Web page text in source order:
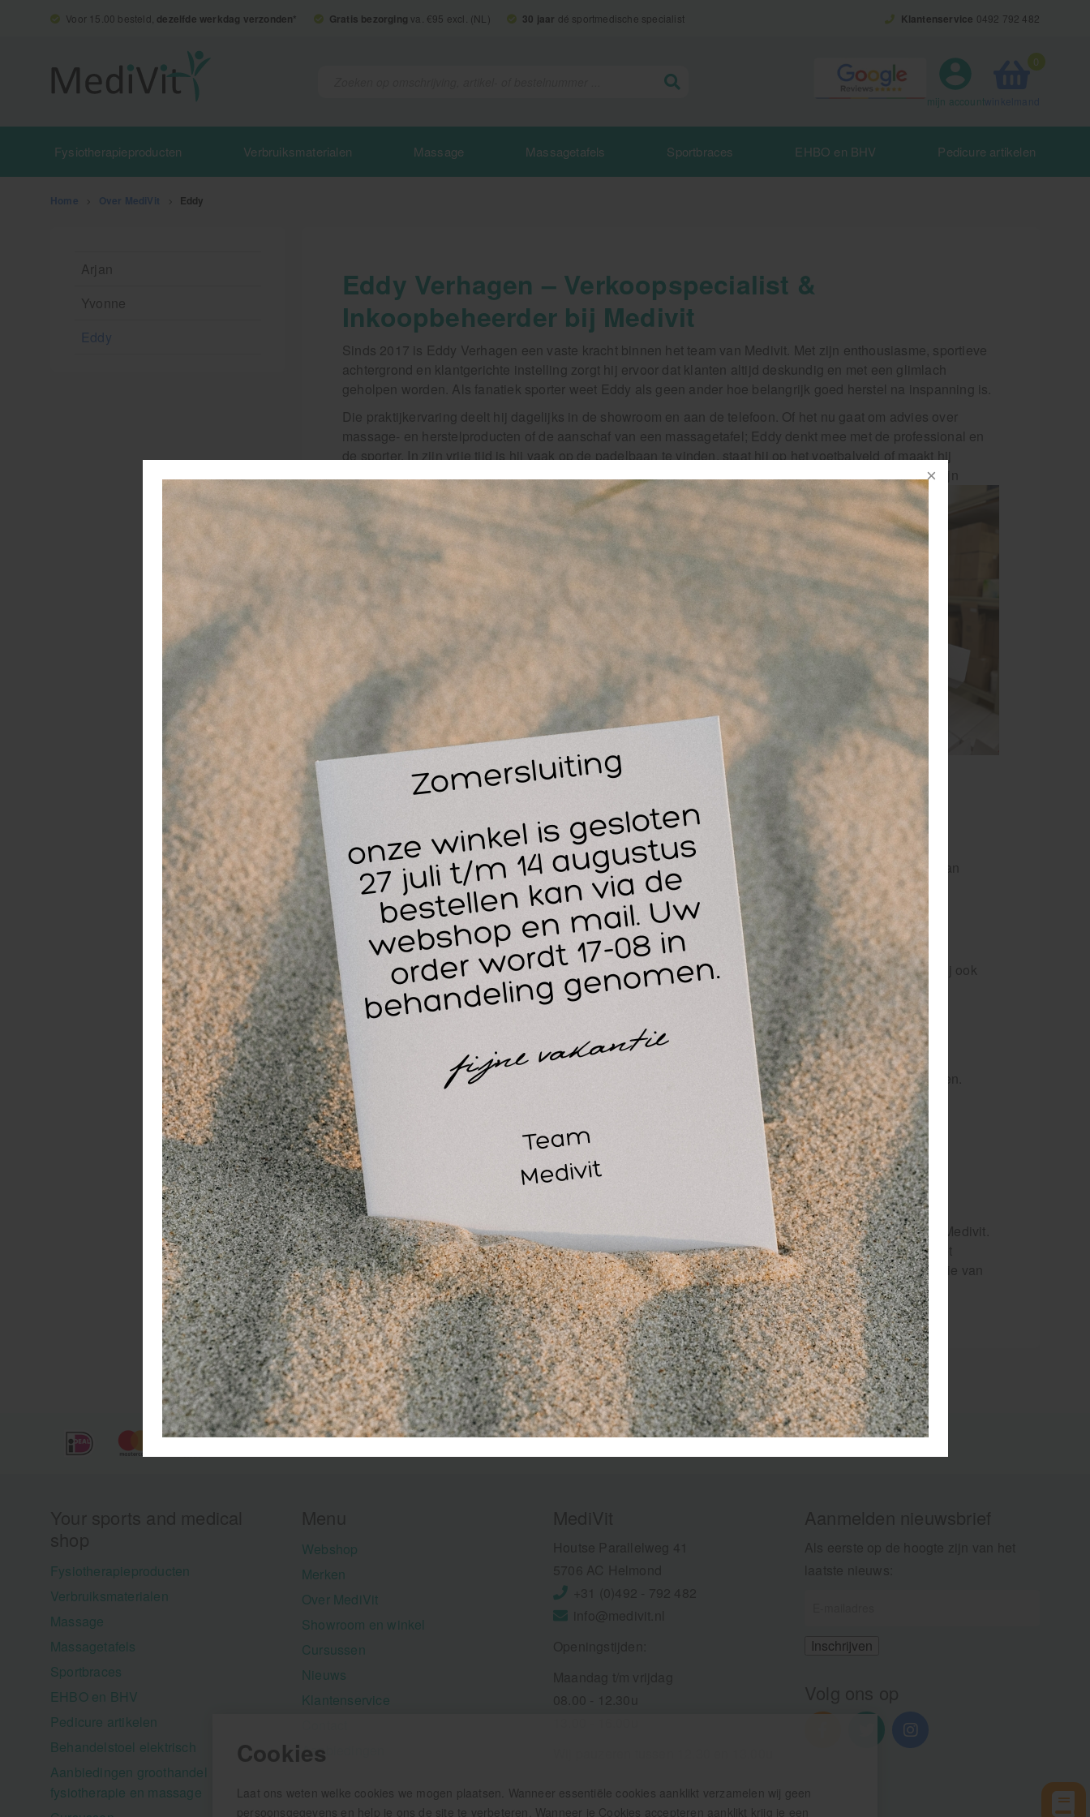
Cookies
Laat ons weten welke cookies we mogen plaatsen. Wanneer essentiële cookies aanklikt verzamelen wij geen
persoonsgegevens en help je ons de site te verbeteren. Wanneer je Cookies accepteren aanklikt krijg je een
Voor 15.00 besteld, dezelfde werkdag verzonden* Gratis bezorging va. €95 excl. (NL) 30 jaar dé sportmedische specialist Klantenservice 0492 792 482
0
mijn account
Fysiotherapieproducten Verbruiksmaterialen Massage Massagetafels Sportbraces EHBO en BHV Pedicure artikelen
Home Over MediVit Eddy
Arjan
Yvonne
Eddy
Eddy Verhagen – Verkoopspecialist &
Inkoopbeheerder bij Medivit
Sinds 2017 is Eddy Verhagen een vaste kracht binnen het team van Medivit. Met zijn enthousiasme, sportieve
achtergrond en klantgerichte instelling zorgt hij ervoor dat klanten altijd deskundig en met een glimlach
geholpen worden. Als fanatiek sporter weet Eddy als geen ander hoe belangrijk goed herstel na inspanning is.
Die praktijkervaring deelt hij dagelijks in de showroom en aan de telefoon. Of het nu gaat om advies over
massage- en herstelproducten of de aanschaf van een massagetafel; Eddy denkt mee met de professional en
de sporter. In zijn vrije tijd is hij vaak op de padelbaan te vinden, staat hij op het voetbalveld of maakt hij
kilometers op de fiets. Op zaterdag vindt hij zijn ontspanning langs de lijn bij de sportwedstrijden van zijn
kinderen.
“Punctueel zijn is handig, maar een warme, persoonlijke
aanpak maakt het verschil.”
Werkervaring & rol binnen Medivit
Verkoopspecialist & Klantadvies:Het eerste aanspreekpunt voor
vragen over assortiment en herstel.
Inkoopbeheer:
Verantwoordelijk voor het voorraadbeheer, zodat de
juiste producten altijd direct leverbaar zijn.
Procesbewaking:Zorgt voor een efficiënt en zorgvuldig verloop van bestellingen en leveringen.
Showroomadvies:
Begeleidt klanten bij de keuze voor grotere materialen zoals massagetafels.
Opleidingen & certificaten
Cursus Klassieke Massage:Deze cursus is gevolgd om meer inzicht te krijgen in de toepassing van
massageproducten in de praktijk.
Interne producttrainingen:
Constante verdieping in de nieuwste technieken op het gebied van
sportverzorging en herstel.
Door zijn massageopleiding begrijpt Eddy niet alleen de eigenschappen van een product, maar weet hij ook
hoe deze in de behandelkamer worden toegepast. Dit stelt hem in staat om klanten nog gerichter en
praktijkgerichter te adviseren.
Expertisegebieden
Inkoop & Voorraadbeheer:
Altijd de juiste materialen op voorraad voor therapeuten en verenigingen.
Deskundig advies over het bevorderen van herstel na sport.
Advies bij de aanschaf van massagetafels en oefenmateriaal.
Oplossingsgericht meedenken bij specifieke productvragen.
Persoonlijke aanpak
Met zijn betrokkenheid, nauwkeurigheid en sportieve mentaliteit is Eddy een echte steunpilaar binnen Medivit.
Hij combineert een punctuele werkwijze met een oprechte passie voor sport. Voor Eddy is een klant niet
zomaar een nummer; hij streeft altijd naar een persoonlijke klik en een advies dat écht past bij de situatie van
de klant.
Fysiotherapieproducten
Verbruiksmaterialen
Massage
Massagetafels
Sportbraces
EHBO en BHV
Pedicure artikelen
Behandelstoel elektrisch
Aanbiedingen groothandel
fysiotherapie en massage
Webshop
Merken
Over MediVit
Showroom en winkel
Cursussen
Nieuws
Klantenservice
Aanbiedingen